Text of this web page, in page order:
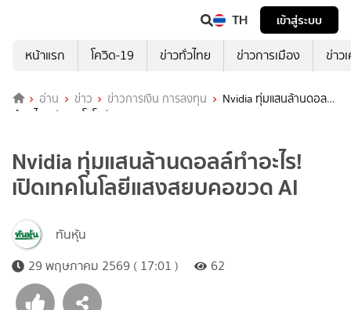
TH
เข้าสู่ระบบ
หน้าแรก
โควิด-19 ข่าวทั่วไทย ข่าวการเมือง ข่าว
อ่าน ข่าว ข่าวการเงิน การลงทุน
Nvidia ทุ่มแสนล้านดอลล์
ทำอะไร! เปิดเทคโนโลยีแสงสยบคอขวด AI
Nvidia ทุ่มแสนล้านดอลล์ทำอะไร!
เปิดเทคโนโลยีแสงสยบคอขวด AI
ทันหุ้น
29 พฤษภาคม 2569 ( 17:01 )
62